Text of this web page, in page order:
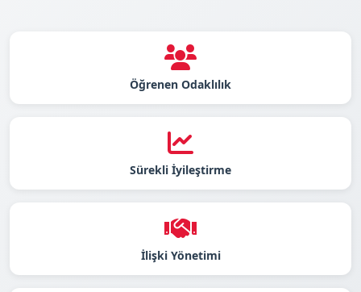
Öğrenen Odaklılık
Sürekli İyileştirme
İlişki Yönetimi